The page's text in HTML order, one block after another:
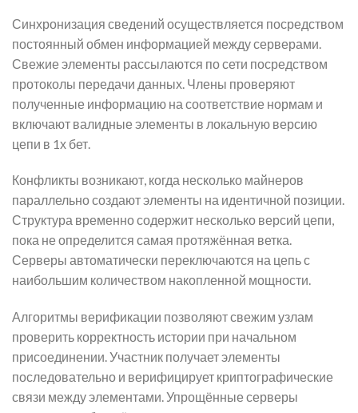
Синхронизация сведений осуществляется посредством
постоянный обмен информацией между серверами.
Свежие элементы рассылаются по сети посредством
протоколы передачи данных. Члены проверяют
полученные информацию на соответствие нормам и
включают валидные элементы в локальную версию
цепи в 1х бет.
Конфликты возникают, когда несколько майнеров
параллельно создают элементы на идентичной позиции.
Структура временно содержит несколько версий цепи,
пока не определится самая протяжённая ветка.
Серверы автоматически переключаются на цепь с
наибольшим количеством накопленной мощности.
Алгоритмы верификации позволяют свежим узлам
проверить корректность истории при начальном
присоединении. Участник получает элементы
последовательно и верифицирует криптографические
связи между элементами. Упрощённые серверы